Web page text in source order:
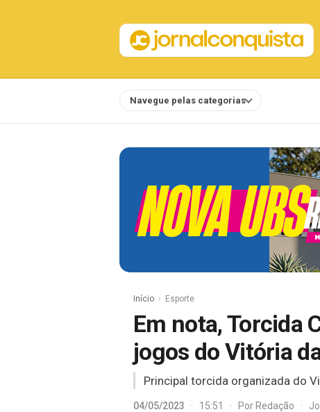
Navegue pelas categorias
Início Esporte
Em nota, Torcida
jogos do Vitória
Principal torcida organizada do
04/05/2023 · 15:51 · PorRedação ·